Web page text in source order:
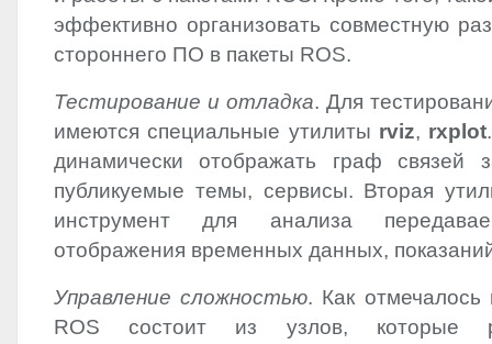
эффективно организовать совместную
стороннего ПО в пакеты ROS.
Тестирование и отладка. Для
имеются специальные утилиты rviz, rxplot
динамически отображать граф связей
публикуемые темы, сервисы. Вторая
инструмент для анализа
отображения временных данных,
Управление сложностью. Как отмечалось
ROS состоит из узлов, которые